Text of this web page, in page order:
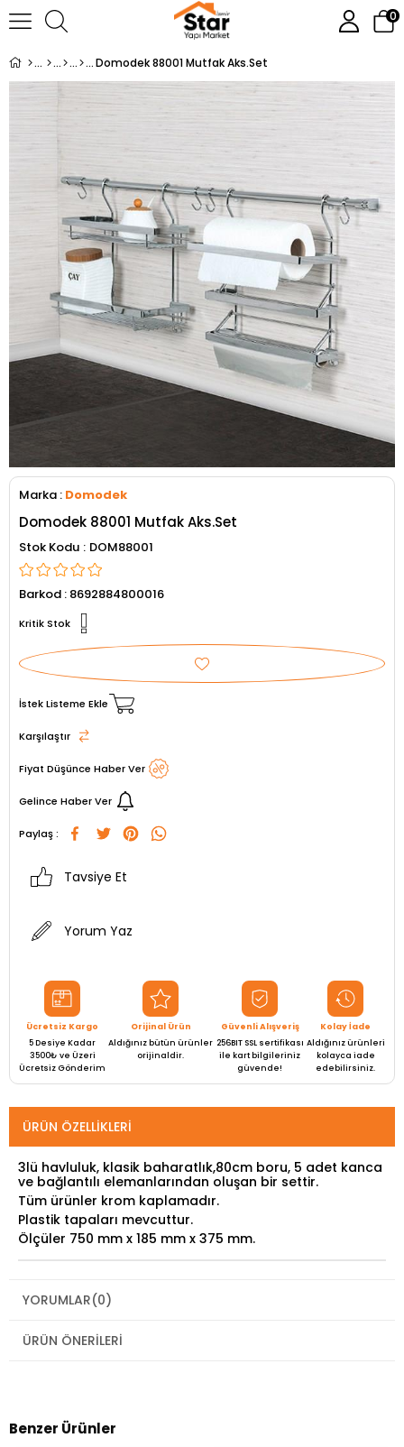
0
Domodek 88001 Mutfak Aks.Set
Marka : Domodek
Domodek 88001 Mutfak Aks.Set
Stok Kodu DOM88001
Barkod : 8692884800016
Kritik Stok
İstek Listeme Ekle
Karşılaştır
Fiyat Düşünce Haber Ver
Gelince Haber Ver
Paylaş :
Tavsiye Et
Yorum Yaz
Ücretsiz Kargo
5 Desiye Kadar
3500₺ ve Üzeri
Ücretsiz Gönderim
Orijinal Ürün
Aldığınız bütün ürünler
orijinaldir.
Güvenli Alışveriş
256BIT SSL sertifikası
ile kart bilgileriniz
güvende!
Kolay İade
Aldığınız ürünleri
kolayca iade
edebilirsiniz.
ÜRÜN ÖZELLIKLERI
3lü havluluk, klasik baharatlık,80cm boru, 5 adet kanca
ve bağlantılı elemanlarından oluşan bir settir.
Tüm ürünler krom kaplamadır.
Plastik tapaları mevcuttur.
Ölçüler 750 mm x 185 mm x 375 mm.
YORUMLAR(0)
ÜRÜN ÖNERILERI
Benzer Ürünler